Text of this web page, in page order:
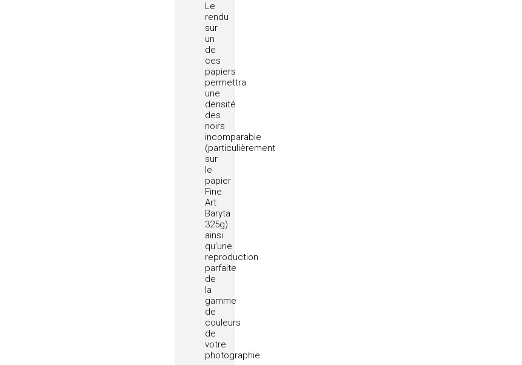
Le
rendu
sur
un
de
ces
papiers
permettra
une
densité
des
noirs
incomparable
(particulièrement
sur
le
papier
Fine
Art
Baryta
325g)
ainsi
qu’une
reproduction
parfaite
de
la
gamme
de
couleurs
de
votre
photographie.